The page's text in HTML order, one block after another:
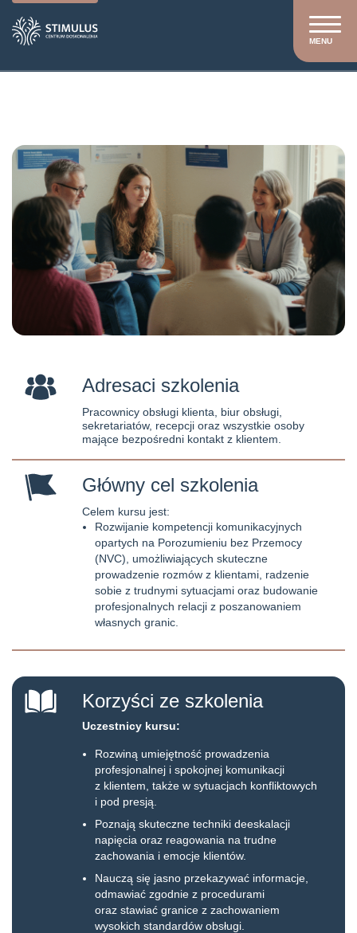
MENU
Adresaci szkolenia
Pracownicy obsługi klienta, biur obsługi,
sekretariatów, recepcji oraz wszystkie osoby
mające bezpośredni kontakt z klientem.
Główny cel szkolenia
Celem kursu jest:
Rozwijanie kompetencji komunikacyjnych
opartych na Porozumieniu bez Przemocy
(NVC), umożliwiających skuteczne
prowadzenie rozmów z klientami, radzenie
sobie z trudnymi sytuacjami oraz budowanie
profesjonalnych relacji z poszanowaniem
własnych granic.
Korzyści ze szkolenia
Uczestnicy kursu:
Rozwiną umiejętność prowadzenia
profesjonalnej i spokojnej komunikacji
z klientem, także w sytuacjach konfliktowych
i pod presją.
Poznają skuteczne techniki deeskalacji
napięcia oraz reagowania na trudne
zachowania i emocje klientów.
Nauczą się jasno przekazywać informacje,
odmawiać zgodnie z procedurami
oraz stawiać granice z zachowaniem
wysokich standardów obsługi.